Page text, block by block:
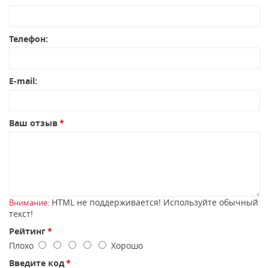
Телефон:
E-mail:
Ваш отзыв
Внимание: HTML не поддерживается! Используйте обычный
текст!
Рейтинг
Плохо
Хорошо
Введите код